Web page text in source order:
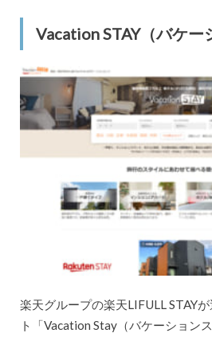
Vacation STAY（バケー
楽天グループの楽天LIFULL STAY
ト「Vacation Stay（バケーション